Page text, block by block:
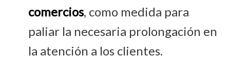
comercios, como medida para
paliar la necesaria prolongación en
la atención a los clientes.